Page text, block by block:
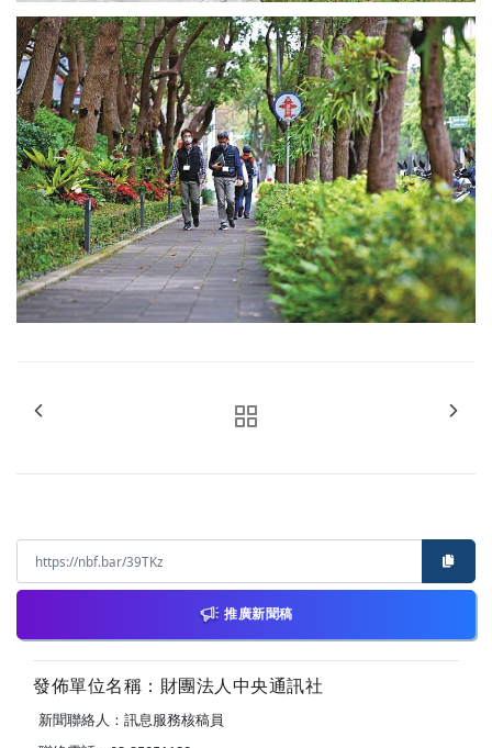
推廣新聞稿
發佈單位名稱：財團法人中央通訊社
新聞聯絡人：訊息服務核稿員